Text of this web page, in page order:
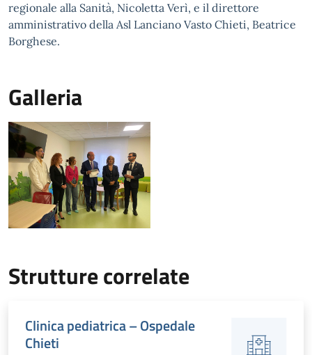
regionale alla Sanità, Nicoletta Verì, e il direttore
amministrativo della Asl Lanciano Vasto Chieti, Beatrice
Borghese.
Galleria
Strutture correlate
Clinica pediatrica – Ospedale
Chieti